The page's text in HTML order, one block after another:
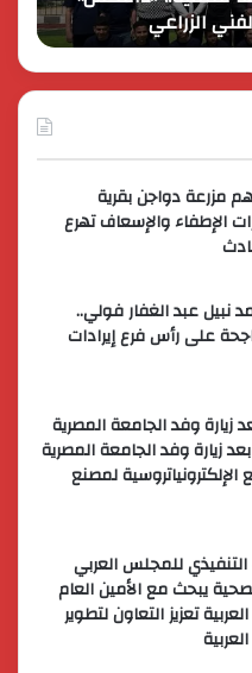
الزراعي
مصر
مزرعة دواجن بقرية
الإطفاء والإسعاف تهرع
نبيل عبد الغفار فولي..
على رأس فرع إيرادات
زيارة وفد الجامعة المصرية
بعد زيارة وفد الجامعة المصرية
لمصنع
للمجلس العربي
يبحث مع الأمين العام
تعزيز التعاون لتطوير